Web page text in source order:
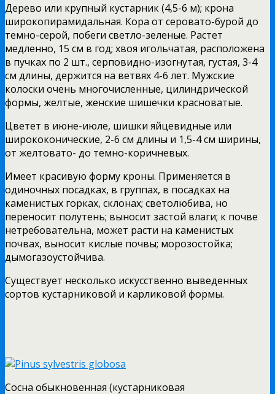
Дерево или крупный кустарник (4,5-6 м); крона
широкопирамидальная. Кора от серовато-бурой до
темно-серой, побеги светло-зеленые. Растет
медленно, 15 см в год; хвоя игольчатая, расположена
в пучках по 2 шт., серповидно-изогнутая, густая, 3-4
см длины, держится на ветвях 4-6 лет. Мужские
колоски очень многочисленные, цилиндрической
формы, желтые, женские шишечки красноватые.
Цветет в июне-июле, шишки яйцевидные или
ширококонические, 2-6 см длины и 1,5-4 см ширины,
от желтовато- до темно-коричневых.
Имеет красивую форму кроны. Применяется в
одиночных посадках, в группах, в посадках на
каменистых горках, склонах; светолюбива, но
переносит полутень; выносит застой влаги; к почве
нетребовательна, может расти на каменистых
почвах, выносит кислые почвы; морозостойка;
дымогазоустойчива.
Существует несколько искусственно выведенных
сортов кустарниковой и карликовой формы.
Сосна обыкновенная (кустарниковая